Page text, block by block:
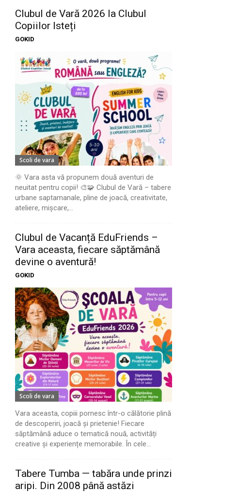
Clubul de Vară 2026 la Clubul
Copiilor Isteți
GOKID
Scoli de vara
🌞 Vara asta vă propunem două aventuri de
neuitat pentru copii! 🎨🧩 Clubul de Vară – tabere
urbane saptamanale, pline de joacă, creativitate,
ateliere, mișcare,...
Clubul de Vacanță EduFriends –
Vara aceasta, fiecare săptămână
devine o aventură!
GOKID
Scoli de vara
Vara aceasta, copiii pornesc într-o călătorie plină
de descoperiri, joacă și prietenie! Fiecare
săptămână aduce o tematică nouă, activități
creative și experiențe memorabile. În cele...
Tabere Tumba — tabăra unde prinzi
aripi. Din 2008 până astăzi